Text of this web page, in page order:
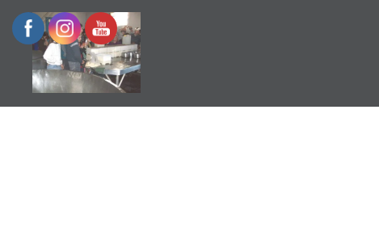
Escuela de Historia